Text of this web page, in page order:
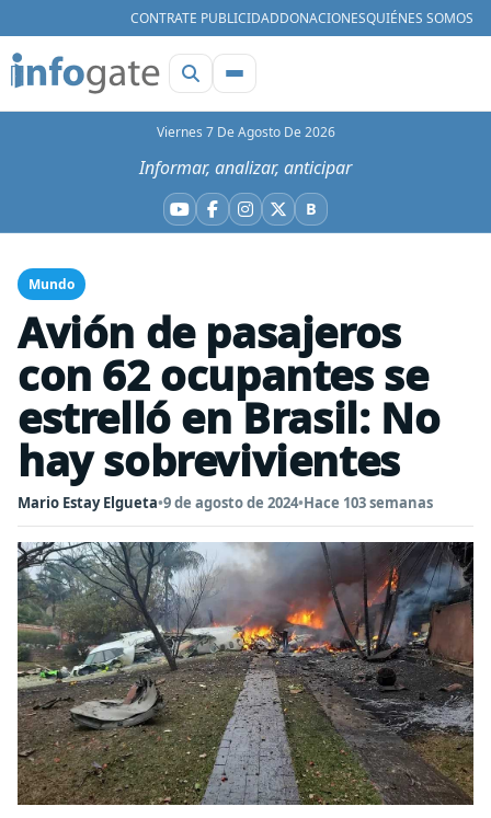
CONTRATE PUBLICIDADDONACIONESQUIÉNES SOMOS
Viernes 7 De Agosto De 2026
Informar, analizar, anticipar
YouTube
Facebook
Instagram
X BBluesky
Mundo
Avión de pasajeros
con 62 ocupantes se
estrelló en Brasil: No
hay sobrevivientes
Mario Estay Elgueta•9 de agosto de 2024•Hace 103 semanas